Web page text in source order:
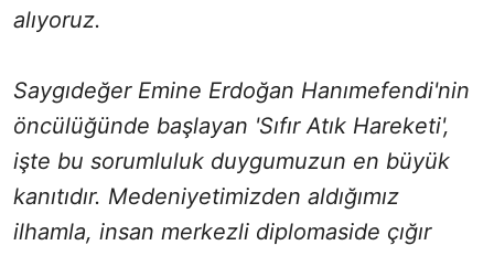
alıyoruz.
Saygıdeğer Emine Erdoğan Hanımefendi'nin
öncülüğünde başlayan 'Sıfır Atık Hareketi',
işte bu sorumluluk duygumuzun en büyük
kanıtıdır. Medeniyetimizden aldığımız
ilhamla, insan merkezli diplomaside çığır